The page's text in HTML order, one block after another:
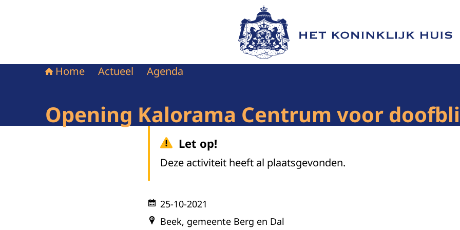
Naar de homepage van Het Koninklijk Huis
Home Actueel Agenda
Opening Kalorama Centrum voor
Let op!
Deze activiteit heeft al plaatsgevonden.
25-10-2021
Beek, gemeente Berg en Dal